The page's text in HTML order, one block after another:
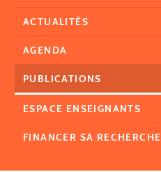
ACTUALITÉS
AGENDA
PUBLICATIONS
ESPACE ENSEIGNANTS
FINANCER SA RECHERCHE